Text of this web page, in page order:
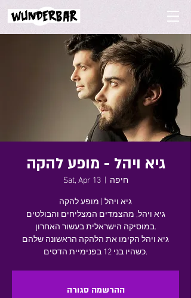
גיא ויהל - מופע להקה
Sat, Apr 13
  |
חיפה
גיא ויהל | מופע להקה
גיא ויהל, מהצמדים המצליחים והבולטים
במוסיקה הישראלית בעשור האחרון.
גיא ויהל הקימו את הלהקה הראשונה שלהם
כשהיו בני 12 בפנימיית הדסים.
ההרשמה סגורה